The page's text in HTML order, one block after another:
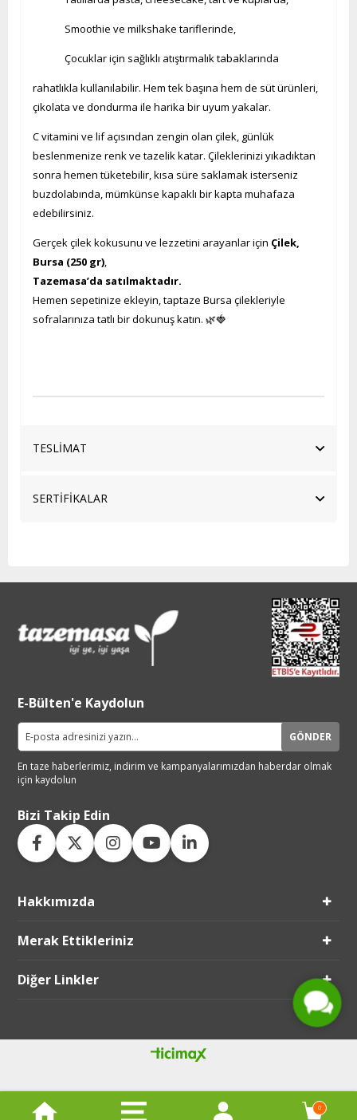
Smoothie ve milkshake tariflerinde,
Çocuklar için sağlıklı atıştırmalık tabaklarında
rahatlıkla kullanılabilir. Hem tek başına hem de süt ürünleri,
çikolata ve dondurma ile harika bir uyum yakalar.
C vitamini ve lif açısından zengin olan çilek, günlük
beslenmenize renk ve tazelik katar. Çileklerinizi yıkadıktan
sonra hemen tüketebilir, kısa süre saklamak isterseniz
buzdolabında, mümkünse kapaklı bir kapta muhafaza
edebilirsiniz.
Gerçek çilek kokusunu ve lezzetini arayanlar için Çilek,
Bursa (250 gr),
Tazemasa’da satılmaktadır.
Hemen sepetinize ekleyin, taptaze Bursa çilekleriyle
sofralarınıza tatlı bir dokunuş katın. 🌿🍓
TESLİMAT
SERTİFİKALAR
E-Bülten'e Kaydolun
GÖNDER
En taze haberlerimiz, indirim ve kampanyalarımızdan haberdar olmak
için kaydolun
Bizi Takip Edin
Hakkımızda
Merak Ettikleriniz
Diğer Linkler
0